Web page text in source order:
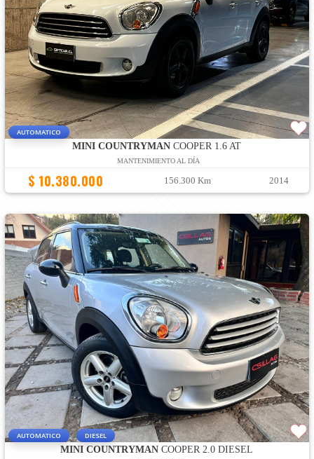
AUTOMATICO
MINI COUNTRYMAN COOPER 1.6 AT
MANTENIMIENTO AL DÍA
$ 10.380.000 156.300 Km 2014
AUTOMATICO DIESEL
MINI COUNTRYMAN COOPER 2.0 DIESEL